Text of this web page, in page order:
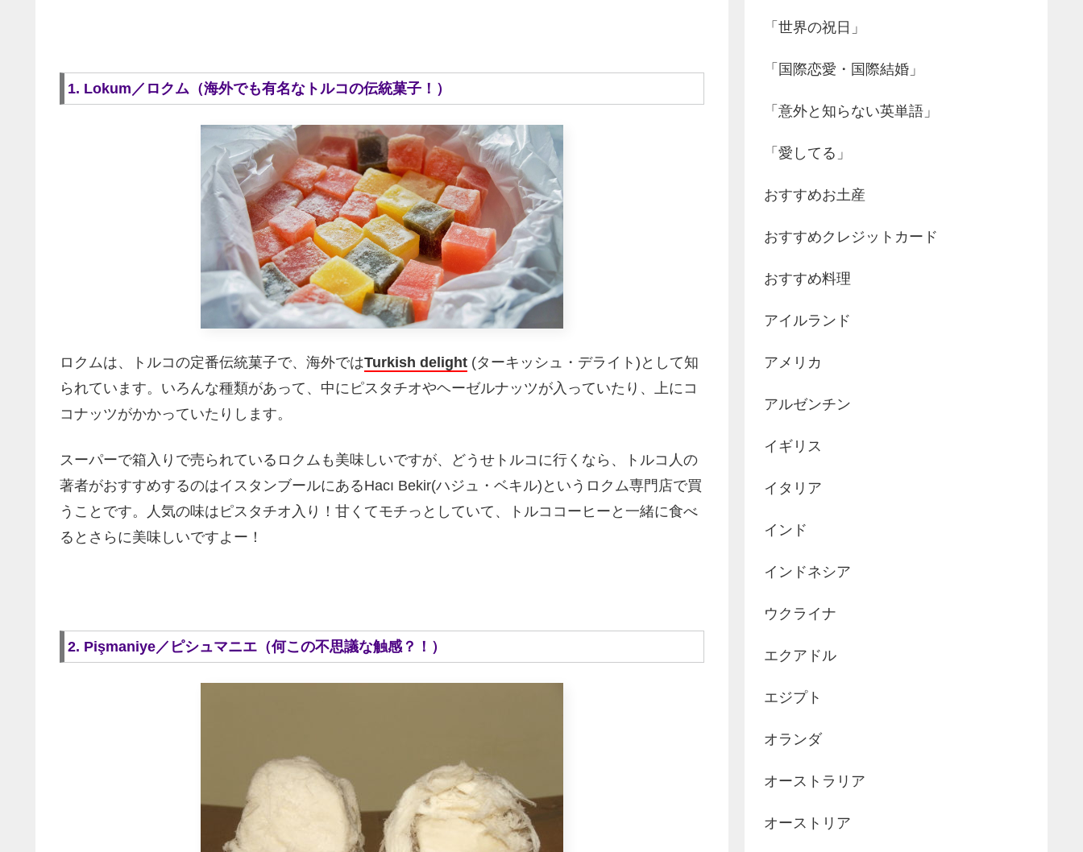
1. Lokum／ロクム（海外でも有名なトルコの伝統菓子！）
ロクムは、トルコの定番伝統菓子で、海外ではTurkish delight (ターキッシュ・デライト)として知
られています。いろんな種類があって、中にピスタチオやヘーゼルナッツが入っていたり、上にコ
コナッツがかかっていたりします。
スーパーで箱入りで売られているロクムも美味しいですが、どうせトルコに行くなら、トルコ人の
著者がおすすめするのはイスタンブールにあるHacı Bekir(ハジュ・ベキル)というロクム専門店で買
うことです。人気の味はピスタチオ入り！甘くてモチっとしていて、トルココーヒーと一緒に食べ
るとさらに美味しいですよー！
2. Pişmaniye／ピシュマニエ（何この不思議な触感？！）
「世界の祝日」
「国際恋愛・国際結婚」
「意外と知らない英単語」
「愛してる」
おすすめお土産
おすすめクレジットカード
おすすめ料理
アイルランド
アメリカ
アルゼンチン
イギリス
イタリア
インド
インドネシア
ウクライナ
エクアドル
エジプト
オランダ
オーストラリア
オーストリア